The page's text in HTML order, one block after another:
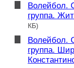
Волейбол.
группа.
КБ)
Волейбол.
группа.